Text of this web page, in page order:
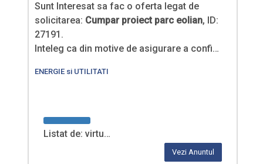
Sunt Interesat sa fac o oferta legat de
solicitarea: Cumpar proiect parc eolian, ID:
27191.
Inteleg ca din motive de asigurare a confi…
ENERGIE si UTILITATI
Listat de: virtu…
Vezi Anuntul